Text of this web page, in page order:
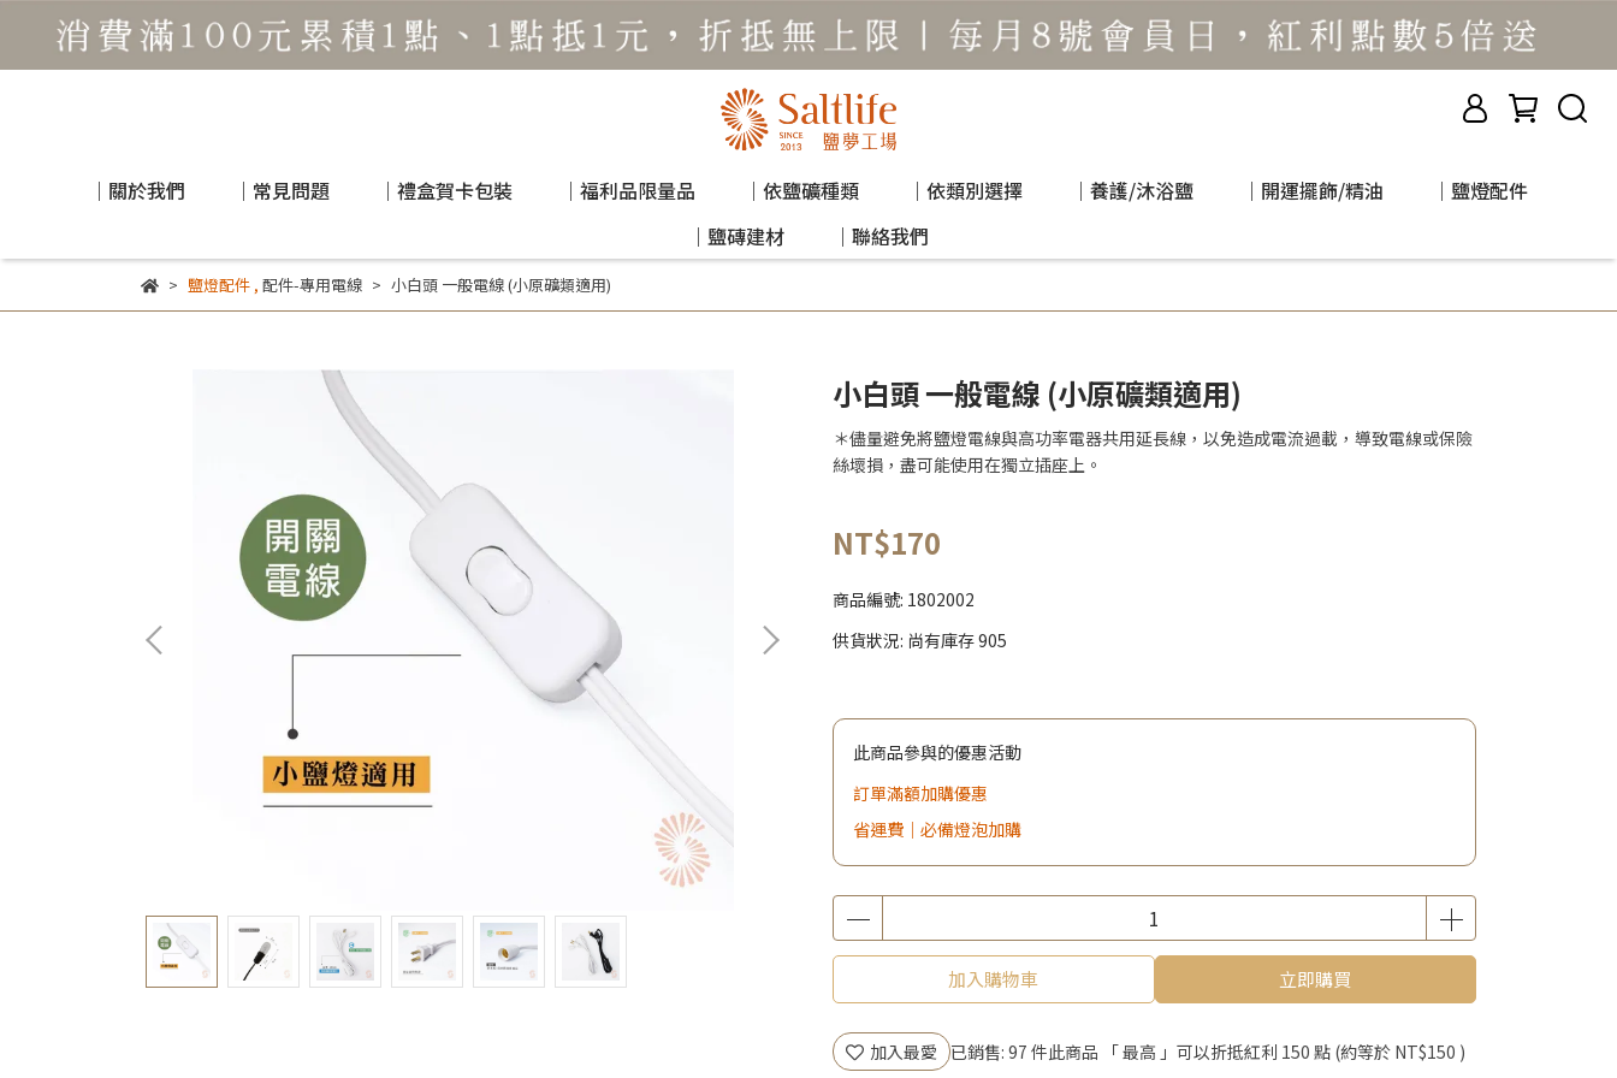
｜關於我們 ｜常見問題 ｜禮盒賀卡包裝 ｜福利品限量品 ｜依鹽礦種類 ｜依類別選擇 ｜養護/沐浴鹽 ｜開運擺飾/精油
｜鹽燈配件
｜鹽磚建材
｜聯絡我們
鹽燈配件, 配件-專用電線 小白頭 一般電線 (小原礦類適用)
小白頭 一般電線 (小原礦類適用)
＊儘量避免將鹽燈電線與高功率電器共用延長線，以免造成電流過載，導致電線或保險
絲壞損，盡可能使用在獨立插座上。
NT$170
商品編號: 1802002
供貨狀況: 尚有庫存 905
此商品參與的優惠活動
訂單滿額加購優惠
省運費｜必備燈泡加購
加入購物車 立即購買
加入最愛 已銷售: 97 件此商品 「 最高 」可以折抵紅利 150 點 (約等於 NT$150 )